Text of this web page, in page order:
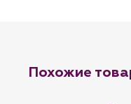
Похожие